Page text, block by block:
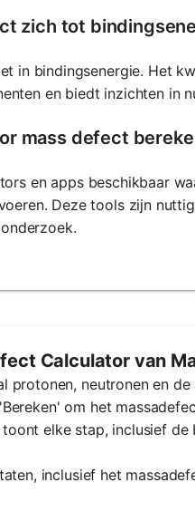
zich tot
in bindingsenergie. Het
en biedt inzichten in
mass defect
en apps beschikbaar
Deze tools zijn
Calculator van
protonen, neutronen en
om het
elke stap, inclusief
inclusief het